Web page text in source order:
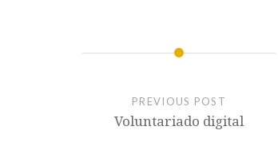
PREVIOUS POST
Voluntariado digital